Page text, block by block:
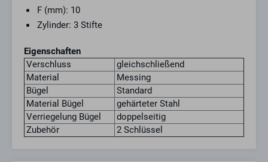
F (mm): 10
Zylinder: 3 Stifte
Eigenschaften
Verschluss
gleichschließend
Material
Messing
Bügel
Standard
Material Bügel
gehärteter Stahl
Verriegelung Bügel
doppelseitig
Zubehör
2 Schlüssel